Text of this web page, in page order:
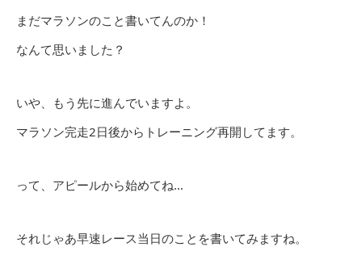
まだマラソンのこと書いてんのか！
なんて思いました？
いや、もう先に進んでいますよ。
マラソン完走2日後からトレーニング再開してます。
って、アピールから始めてね…
それじゃあ早速レース当日のことを書いてみますね。